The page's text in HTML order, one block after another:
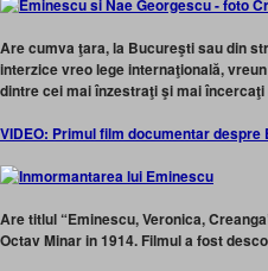
Are cumva ţara, la Bucureşti sau din
interzice vreo lege internaţională,
dintre cei mai înzestraţi şi mai
VIDEO: Primul film documentar
Are titlul “Eminescu, Veronica,
Octav Minar in 1914. Filmul a fost